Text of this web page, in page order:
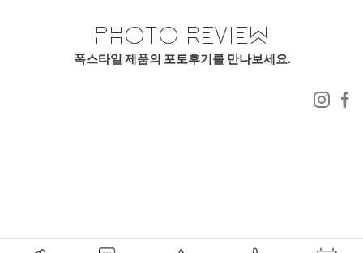
폭스타일 제품의 포토후기를 만나보세요.